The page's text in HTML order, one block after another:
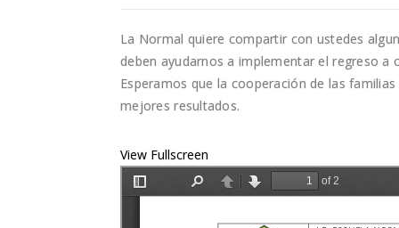
La Normal quiere compartir con ustedes
deben ayudarnos a implementar el regreso
Esperamos que la cooperación de las
mejores resultados.
View Fullscreen